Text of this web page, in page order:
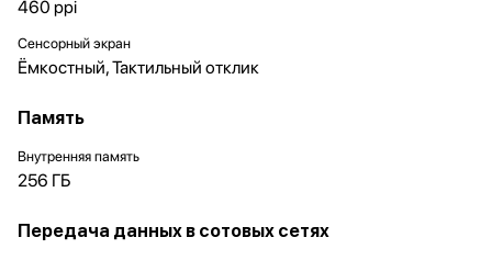
460 ppi
Сенсорный экран
Ёмкостный, Тактильный отклик
Память
Внутренняя память
256 ГБ
Передача данных в сотовых сетях